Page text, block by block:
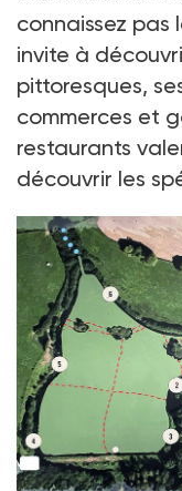
connaissez pas
invite à
pittoresques,
commerces et
restaurants
découvrir les